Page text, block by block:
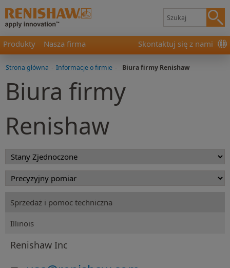
Produkty Nasza firma Skontaktuj się z nami
Strona główna - Informacje o firmie - Biura firmy Renishaw
Biura firmy
Renishaw
Sprzedaż i pomoc techniczna
Illinois
Renishaw Inc